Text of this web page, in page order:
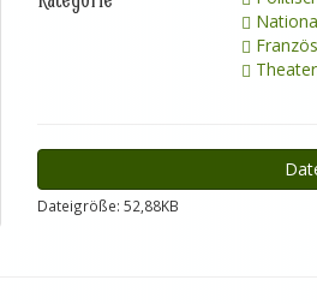
Dateigröße: 52,88KB